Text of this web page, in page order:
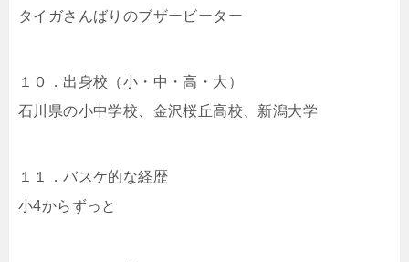
タイガさんばりのブザービーター
１０．出身校（小・中・高・大）
石川県の小中学校、金沢桜丘高校、新潟大学
１１．バスケ的な経歴
小4からずっと